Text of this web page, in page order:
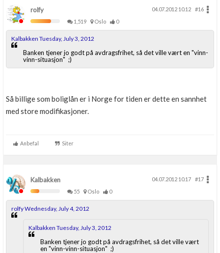
rolfy 04.07.2012 10.12
#16
1,519
Oslo 0
Kalbakken Tuesday, July 3, 2012
Banken tjener jo godt på avdragsfrihet, så det ville vært en "vinn-
vinn-situasjon" ;)
Så billige som boliglån er i Norge for tiden er dette en sannhet
med store modifikasjoner.
Anbefal Siter
Kalbakken 04.07.2012 10.17
#17
55
Oslo 0
rolfy Wednesday, July 4, 2012
Kalbakken Tuesday, July 3, 2012
Banken tjener jo godt på avdragsfrihet, så det ville vært
en "vinn-vinn-situasjon" ;)